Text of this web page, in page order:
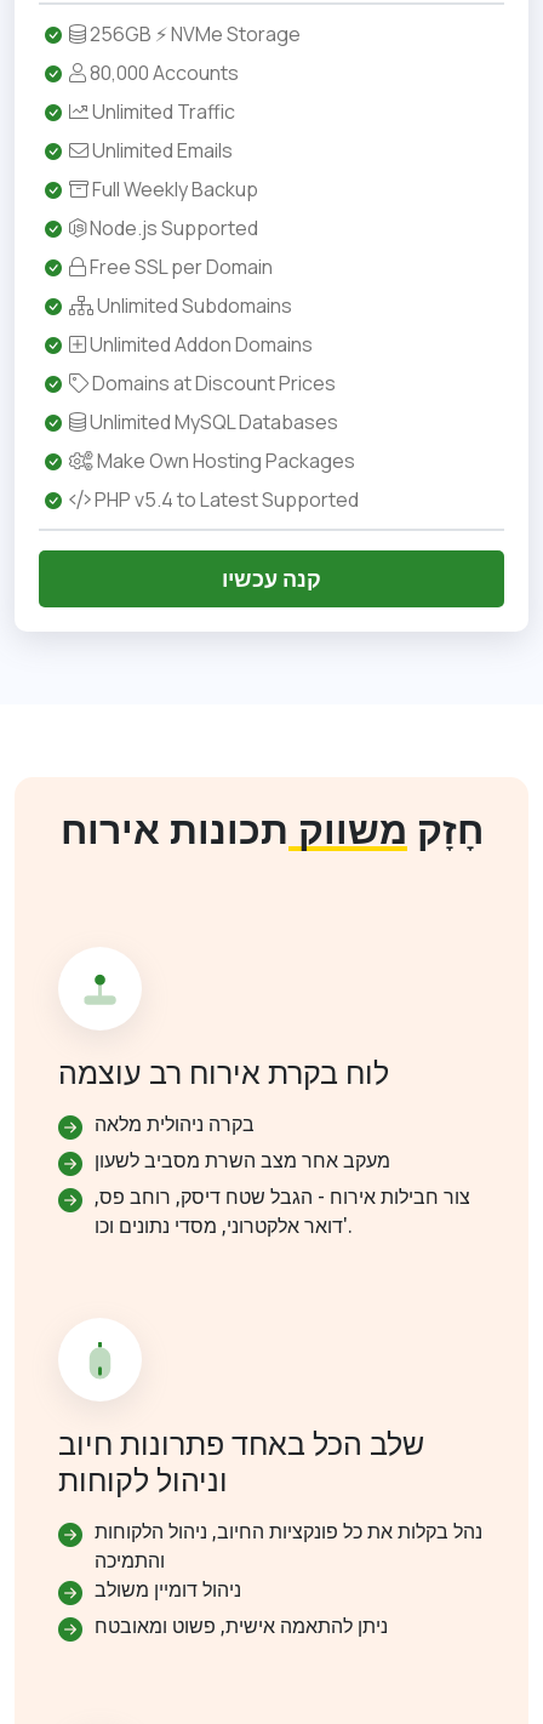
256GB ⚡ NVMe Storage
80,000 Accounts
Unlimited Traffic
Unlimited Emails
Full Weekly Backup
Node.js Supported
Free SSL per Domain
Unlimited Subdomains
Unlimited Addon Domains
Domains at Discount Prices
Unlimited MySQL Databases
Make Own Hosting Packages
PHP v5.4 to Latest Supported
קנה עכשיו
חָזָק משווק תכונות אירוח
לוח בקרת אירוח רב עוצמה
בקרה ניהולית מלאה
מעקב אחר מצב השרת מסביב לשעון
צור חבילות אירוח - הגבל שטח דיסק, רוחב פס,
דואר אלקטרוני, מסדי נתונים וכו'.
שלב הכל באחד פתרונות חיוב
וניהול לקוחות
נהל בקלות את כל פונקציות החיוב, ניהול הלקוחות
והתמיכה
ניהול דומיין משולב
ניתן להתאמה אישית, פשוט ומאובטח